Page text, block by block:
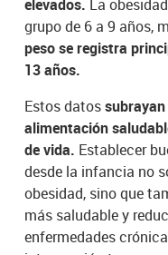
elevados. La
grupo de 6 a 9 años,
peso se registra
13 años.
Estos datos
alimentación
de vida. Establecer
desde la infancia no
obesidad, sino que
más saludable y
enfermedades